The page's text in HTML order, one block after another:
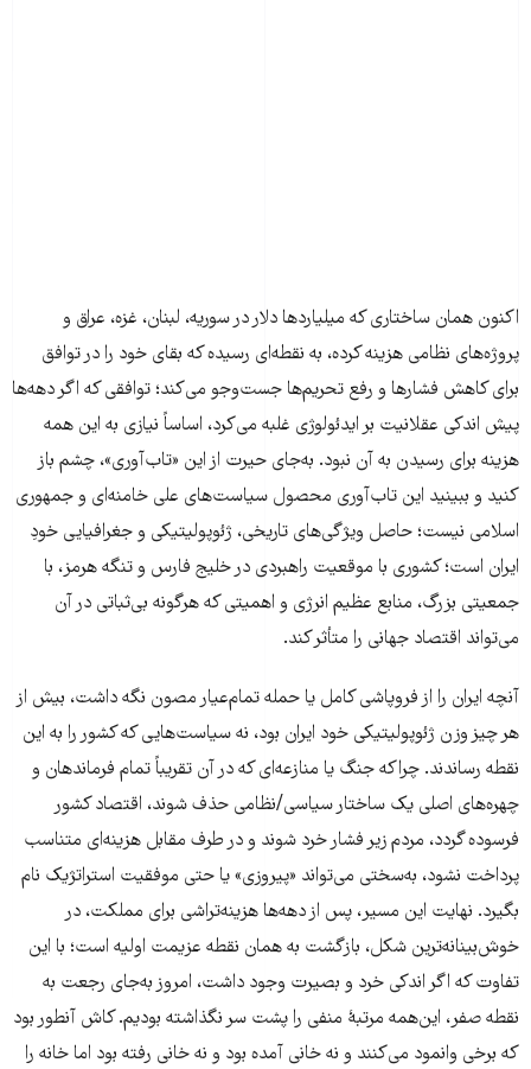
اکنون همان ساختاری که میلیاردها دلار در سوریه، لبنان، غزه، عراق و
پروژه‌های نظامی هزینه کرده، به نقطه‌ای رسیده که بقای خود را در توافق
برای کاهش فشارها و رفع تحریم‌ها جست‌وجو می‌کند؛ توافقی که اگر دهه‌ها
پیش اندکی عقلانیت بر ایدئولوژی غلبه می‌کرد، اساساً نیازی به این همه
هزینه برای رسیدن به آن نبود. به‌جای حیرت از این «تاب‌آوری»، چشم باز
کنید و ببینید این تاب‌آوری محصول سیاست‌های علی خامنه‌ای و جمهوری
اسلامی نیست؛ حاصل ویژگی‌های تاریخی، ژئوپولیتیکی و جغرافیایی خودِ
ایران است؛ کشوری با موقعیت راهبردی در خلیج فارس و تنگه هرمز، با
جمعیتی بزرگ، منابع عظیم انرژی و اهمیتی که هرگونه بی‌ثباتی در آن
می‌تواند اقتصاد جهانی را متأثر کند.
آنچه ایران را از فروپاشی کامل یا حمله تمام‌عیار مصون نگه داشت، بیش از
هر چیز وزن ژئوپولیتیکی خود ایران بود، نه سیاست‌هایی که کشور را به این
نقطه رساندند. چراکه جنگ یا منازعه‌ای که در آن تقریباً تمام فرماندهان و
چهره‌های اصلی یک ساختار سیاسی/نظامی حذف شوند، اقتصاد کشور
فرسوده گردد، مردم زیر فشار خرد شوند و در طرف مقابل هزینه‌ای متناسب
پرداخت نشود، به‌سختی می‌تواند «پیروزی» یا حتی موفقیت استراتژیک نام
بگیرد. نهایت این مسیر، پس از دهه‌ها هزینه‌تراشی برای مملکت، در
خوش‌بینانه‌ترین شکل، بازگشت به همان نقطه عزیمت اولیه است؛ با این
تفاوت که اگر اندکی خرد و بصیرت وجود داشت، امروز به‌جای رجعت به
نقطه صفر، این‌همه مرتبهٔ منفی را پشت سر نگذاشته بودیم. کاش آنطور بود
که برخی وانمود می‌کنند و نه خانی آمده بود و نه خانی رفته بود اما خانه را